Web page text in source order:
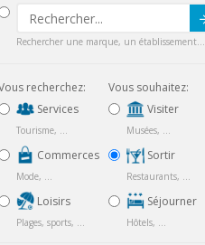
Rechercher une marque, un établissement...
recherchez:
Services
Tourisme, ...
Commerces
Mode, ...
Loisirs
Plages, sports, ...
Vous souhaitez:
Visiter
Musées, ...
Sortir
Restaurants, ...
Séjourner
Hôtels, ...